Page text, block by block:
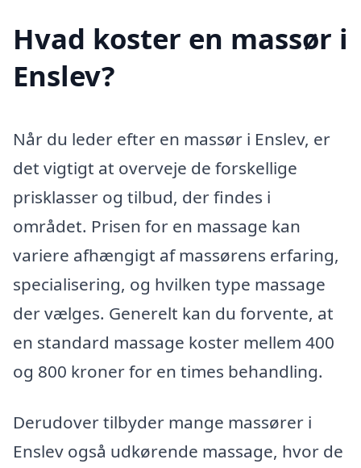
Hvad koster en massør i
Enslev?
Når du leder efter en massør i Enslev, er
det vigtigt at overveje de forskellige
prisklasser og tilbud, der findes i
området. Prisen for en massage kan
variere afhængigt af massørens erfaring,
specialisering, og hvilken type massage
der vælges. Generelt kan du forvente, at
en standard massage koster mellem 400
og 800 kroner for en times behandling.
Derudover tilbyder mange massører i
Enslev også udkørende massage, hvor de